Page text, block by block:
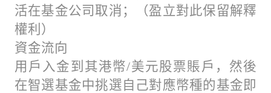
活在基金公司取消；（盈立對此保留解釋
權利）
資金流向
用戶入金到其港幣/美元股票賬戶，然後
在智選基金中挑選自己對應幣種的基金即